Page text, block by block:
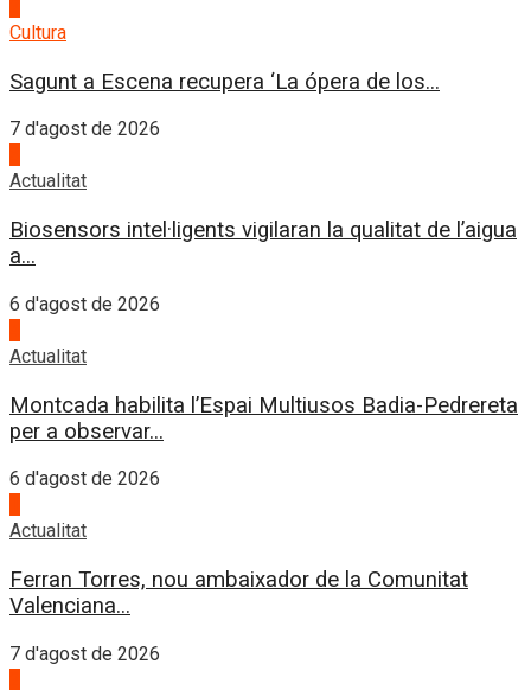
Cultura
Sagunt a Escena recupera ‘La ópera de los...
7 d'agost de 2026
Actualitat
Biosensors intel·ligents vigilaran la qualitat de l’aigua
a...
6 d'agost de 2026
Actualitat
Montcada habilita l’Espai Multiusos Badia-Pedrereta
per a observar...
6 d'agost de 2026
Actualitat
Ferran Torres, nou ambaixador de la Comunitat
Valenciana...
7 d'agost de 2026